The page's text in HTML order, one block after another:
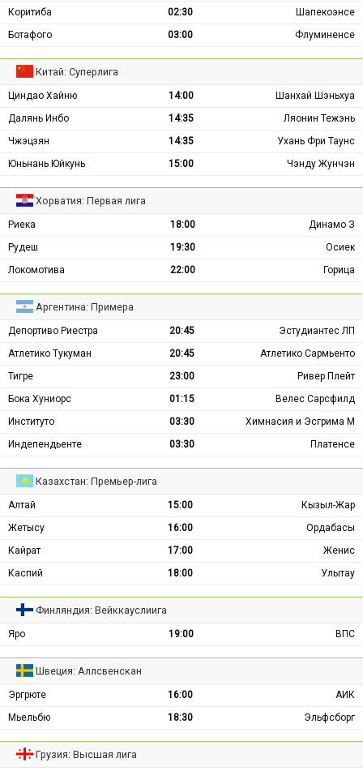
Коритиба
02:30
Шапекоэнсе
Ботафого
03:00 Флуминенсе
Китай: Суперлига
Циндао Хайню 14:00
Шанхай Шэньхуа
Далянь Инбо
14:35
Ляонин Тежэнь
Чжэцзян
14:35
Ухань Фри Таунс
Юньнань Юйкунь
15:00 Чэнду Жунчэн
Хорватия: Первая лига
Риека 18:00
Динамо З
Рудеш
19:30
Осиек
Локомотива
22:00 Горица
Аргентина: Примера
Депортиво Риестра 20:45
Эстудиантес ЛП
Атлетико Тукуман
20:45
Атлетико Сармьенто
Тигре
23:00
Ривер Плейт
Бока Хуниорс
01:15
Велес Сарсфилд
Институто
03:30
Химнасия и Эсгрима М
Индепендьенте
03:30 Платенсе
Казахстан: Премьер-лига
Алтай 15:00
Кызыл-Жар
Жетысу
16:00
Ордабасы
Кайрат
17:00
Женис
Каспий
18:00 Улытау
Финляндия: Вейккауслиига
Яро 19:00 ВПС
Швеция: Аллсвенскан
Эргрюте 16:00
АИК
Мьельбю
18:30 Эльфсборг
Грузия: Высшая лига